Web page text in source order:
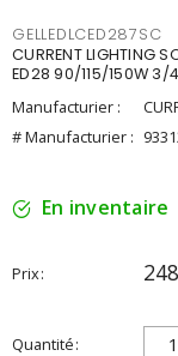
GELLEDLCED287SC
CURRENT LIGHTING
ED28 90/115/150W 3/
Manufacturier :
# Manufacturier :
En inventaire
Prix
Quantité